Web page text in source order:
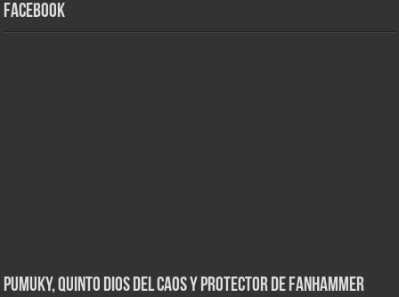
Facebook
Pumuky, Quinto Dios del Caos y Protector de FanHammer